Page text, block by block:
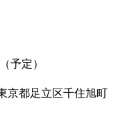
予定）
京都足立区千住旭町